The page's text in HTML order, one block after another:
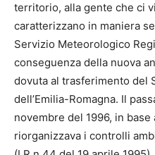
territorio, alla gente che ci
caratterizzano in maniera
Servizio Meteorologico
conseguenza della nuova
dovuta al trasferimento del
dell’Emilia-Romagna. Il
novembre del 1996, in
riorganizzava i controlli